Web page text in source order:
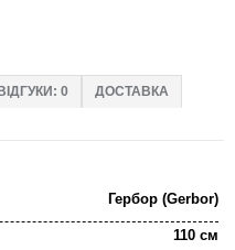
0 ДОСТАВКА
Гербор (Gerbor)
110 см